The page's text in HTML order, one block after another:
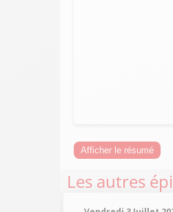
Afficher le résumé
Les autres